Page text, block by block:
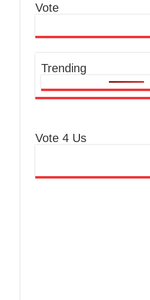
Vote
Trending
Vote 4 Us